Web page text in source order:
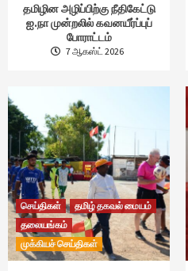
தமிழின அழிப்பிற்கு நீதிகேட்டு
ஐ.நா முன்றலில் கவனயீர்ப்புப்
போராட்டம்
7 ஆகஸ்ட் 2026
செய்திகள்
தமிழ் தகவல் மையம்
தலையங்கம்
முக்கியச் செய்திகள்